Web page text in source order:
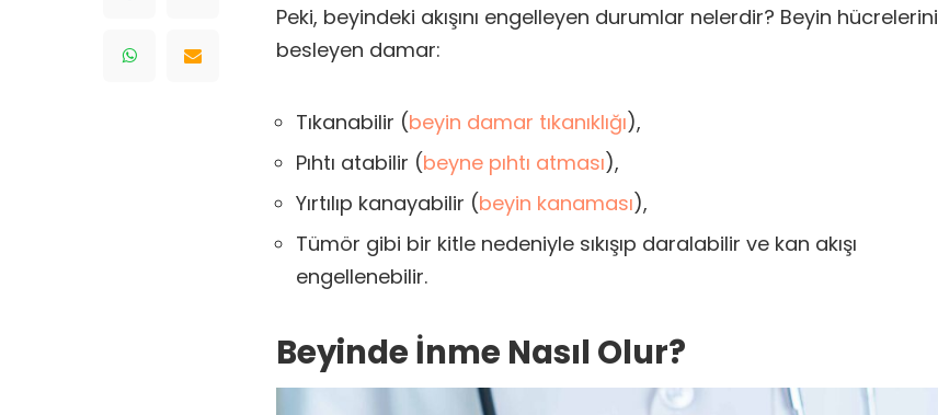
Peki, beyindeki akışını engelleyen durumlar nelerdir? Beyin hücrelerini
besleyen damar:
Tıkanabilir (beyin damar tıkanıklığı),
Pıhtı atabilir (beyne pıhtı atması),
Yırtılıp kanayabilir (beyin kanaması),
Tümör gibi bir kitle nedeniyle sıkışıp daralabilir ve kan akışı
engellenebilir.
Beyinde İnme Nasıl Olur?